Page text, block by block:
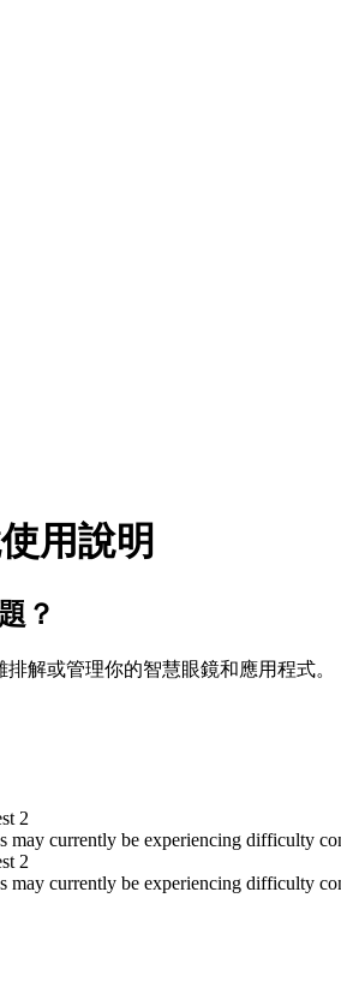
用說明
？
解或管理你的智慧眼鏡和應用程式。
2
may currently be experiencing difficulty
2
may currently be experiencing difficulty